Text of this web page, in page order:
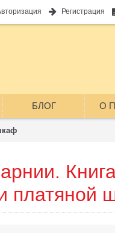
Регистрация
БЛОГ О
платяной